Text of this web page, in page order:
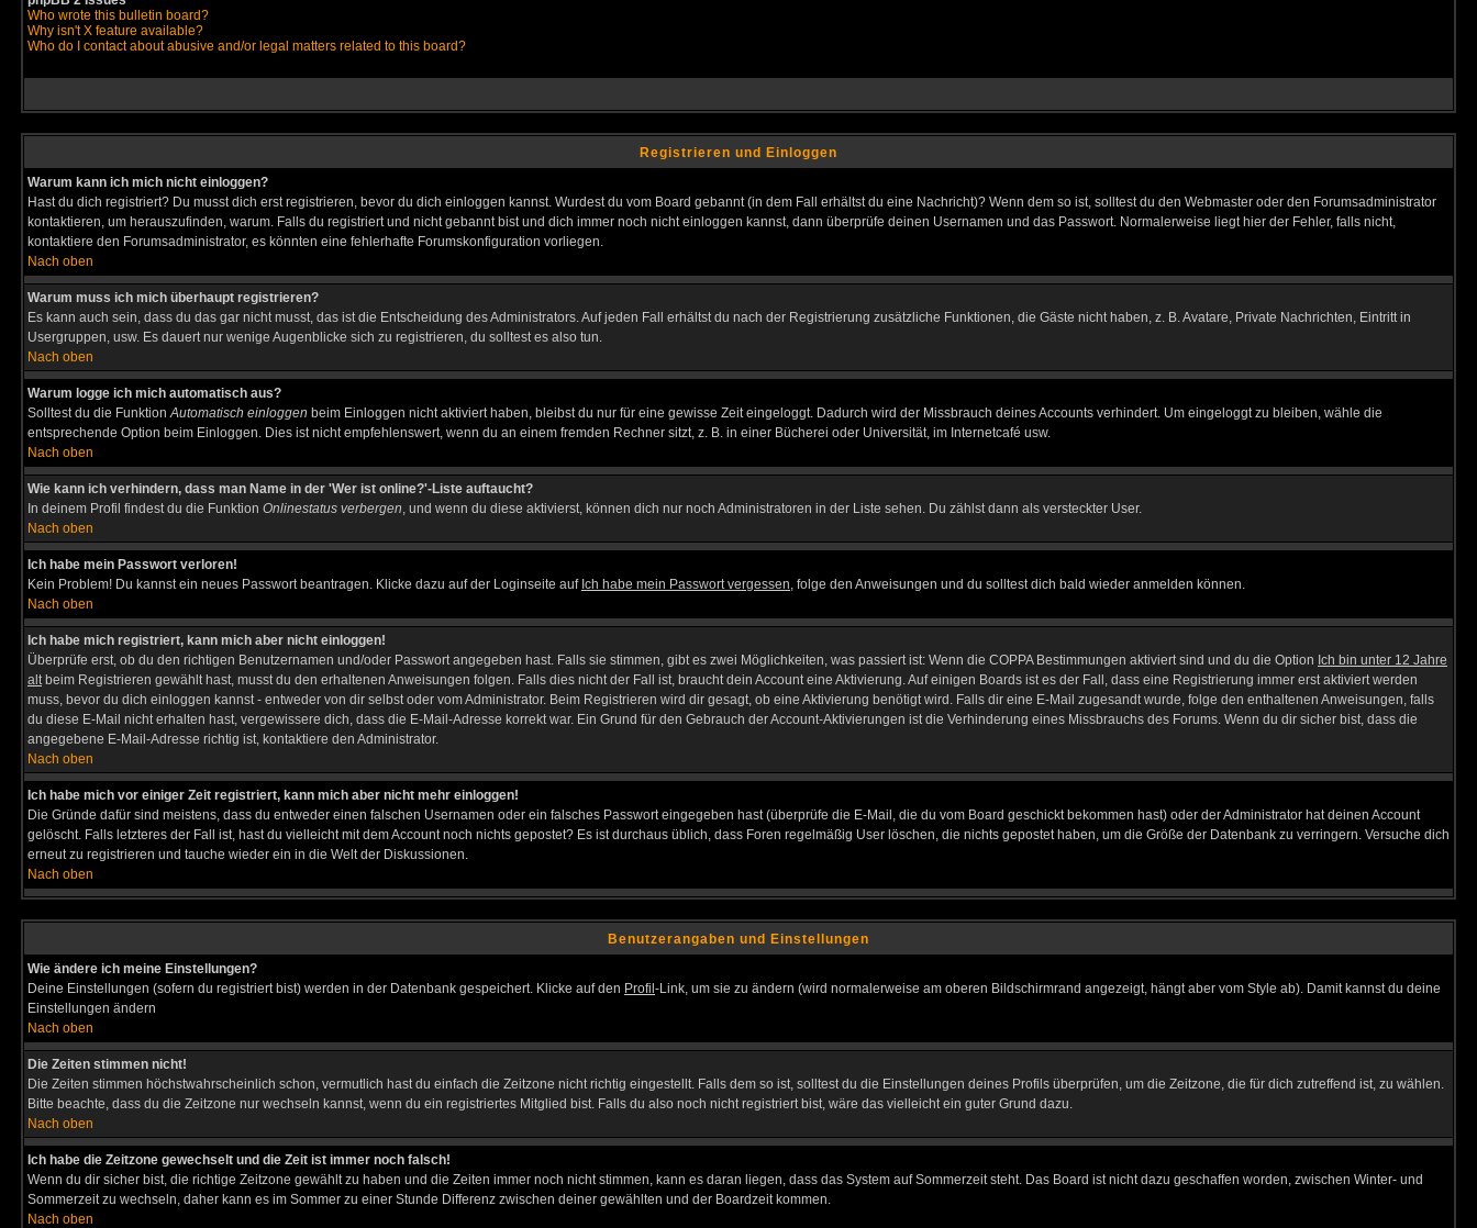
Who wrote this bulletin board?
Why isn't X feature available?
Who do I contact about abusive and/or legal matters related to this board?
Registrieren und Einloggen
Warum kann ich mich nicht einloggen?
Hast du dich registriert? Du musst dich erst registrieren, bevor du dich einloggen kannst. Wurdest du vom Board gebannt (in dem Fall erhältst du eine Nachricht)? Wenn dem so ist, solltest du den Webmaster oder den Forumsadministrator
kontaktieren, um herauszufinden, warum. Falls du registriert und nicht gebannt bist und dich immer noch nicht einloggen kannst, dann überprüfe deinen Usernamen und das Passwort. Normalerweise liegt hier der Fehler, falls nicht,
kontaktiere den Forumsadministrator, es könnten eine fehlerhafte Forumskonfiguration vorliegen.
Nach oben
Warum muss ich mich überhaupt registrieren?
Es kann auch sein, dass du das gar nicht musst, das ist die Entscheidung des Administrators. Auf jeden Fall erhältst du nach der Registrierung zusätzliche Funktionen, die Gäste nicht haben, z. B. Avatare, Private Nachrichten, Eintritt in
Usergruppen, usw. Es dauert nur wenige Augenblicke sich zu registrieren, du solltest es also tun.
Nach oben
Warum logge ich mich automatisch aus?
Solltest du die FunktionAutomatisch einloggen beim Einloggen nicht aktiviert haben, bleibst du nur für eine gewisse Zeit eingeloggt. Dadurch wird der Missbrauch deines Accounts verhindert. Um eingeloggt zu bleiben, wähle die
entsprechende Option beim Einloggen. Dies ist nicht empfehlenswert, wenn du an einem fremden Rechner sitzt, z. B. in einer Bücherei oder Universität, im Internetcafé usw.
Nach oben
Wie kann ich verhindern, dass man Name in der 'Wer ist online?'-Liste auftaucht?
In deinem Profil findest du die Funktion Onlinestatus verbergen, und wenn du diese aktivierst, können dich nur noch Administratoren in der Liste sehen. Du zählst dann als versteckter User.
Nach oben
Ich habe mein Passwort verloren!
Kein Problem! Du kannst ein neues Passwort beantragen. Klicke dazu auf der Loginseite auf Ich habe mein Passwort vergessen, folge den Anweisungen und du solltest dich bald wieder anmelden können.
Nach oben
Ich habe mich registriert, kann mich aber nicht einloggen!
Überprüfe erst, ob du den richtigen Benutzernamen und/oder Passwort angegeben hast. Falls sie stimmen, gibt es zwei Möglichkeiten, was passiert ist: Wenn die COPPA Bestimmungen aktiviert sind und du die Option Ich bin unter 12 Jahre
altbeim Registrieren gewählt hast, musst du den erhaltenen Anweisungen folgen. Falls dies nicht der Fall ist, braucht dein Account eine Aktivierung. Auf einigen Boards ist es der Fall, dass eine Registrierung immer erst aktiviert werden
muss, bevor du dich einloggen kannst - entweder von dir selbst oder vom Administrator. Beim Registrieren wird dir gesagt, ob eine Aktivierung benötigt wird. Falls dir eine E-Mail zugesandt wurde, folge den enthaltenen Anweisungen, falls
du diese E-Mail nicht erhalten hast, vergewissere dich, dass die E-Mail-Adresse korrekt war. Ein Grund für den Gebrauch der Account-Aktivierungen ist die Verhinderung eines Missbrauchs des Forums. Wenn du dir sicher bist, dass die
angegebene E-Mail-Adresse richtig ist, kontaktiere den Administrator.
Nach oben
Ich habe mich vor einiger Zeit registriert, kann mich aber nicht mehr einloggen!
Die Gründe dafür sind meistens, dass du entweder einen falschen Usernamen oder ein falsches Passwort eingegeben hast (überprüfe die E-Mail, die du vom Board geschickt bekommen hast) oder der Administrator hat deinen Account
gelöscht. Falls letzteres der Fall ist, hast du vielleicht mit dem Account noch nichts gepostet? Es ist durchaus üblich, dass Foren regelmäßig User löschen, die nichts gepostet haben, um die Größe der Datenbank zu verringern. Versuche dich
erneut zu registrieren und tauche wieder ein in die Welt der Diskussionen.
Nach oben
Benutzerangaben und Einstellungen
Wie ändere ich meine Einstellungen?
Deine Einstellungen (sofern du registriert bist) werden in der Datenbank gespeichert. Klicke auf den Profil -Link, um sie zu ändern (wird normalerweise am oberen Bildschirmrand angezeigt, hängt aber vom Style ab). Damit kannst du deine
Einstellungen ändern
Nach oben
Die Zeiten stimmen nicht!
Die Zeiten stimmen höchstwahrscheinlich schon, vermutlich hast du einfach die Zeitzone nicht richtig eingestellt. Falls dem so ist, solltest du die Einstellungen deines Profils überprüfen, um die Zeitzone, die für dich zutreffend ist, zu wählen.
Bitte beachte, dass du die Zeitzone nur wechseln kannst, wenn du ein registriertes Mitglied bist. Falls du also noch nicht registriert bist, wäre das vielleicht ein guter Grund dazu.
Nach oben
Ich habe die Zeitzone gewechselt und die Zeit ist immer noch falsch!
Wenn du dir sicher bist, die richtige Zeitzone gewählt zu haben und die Zeiten immer noch nicht stimmen, kann es daran liegen, dass das System auf Sommerzeit steht. Das Board ist nicht dazu geschaffen worden, zwischen Winter- und
Sommerzeit zu wechseln, daher kann es im Sommer zu einer Stunde Differenz zwischen deiner gewählten und der Boardzeit kommen.
Nach oben